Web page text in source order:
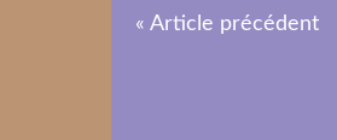
« Article précédent